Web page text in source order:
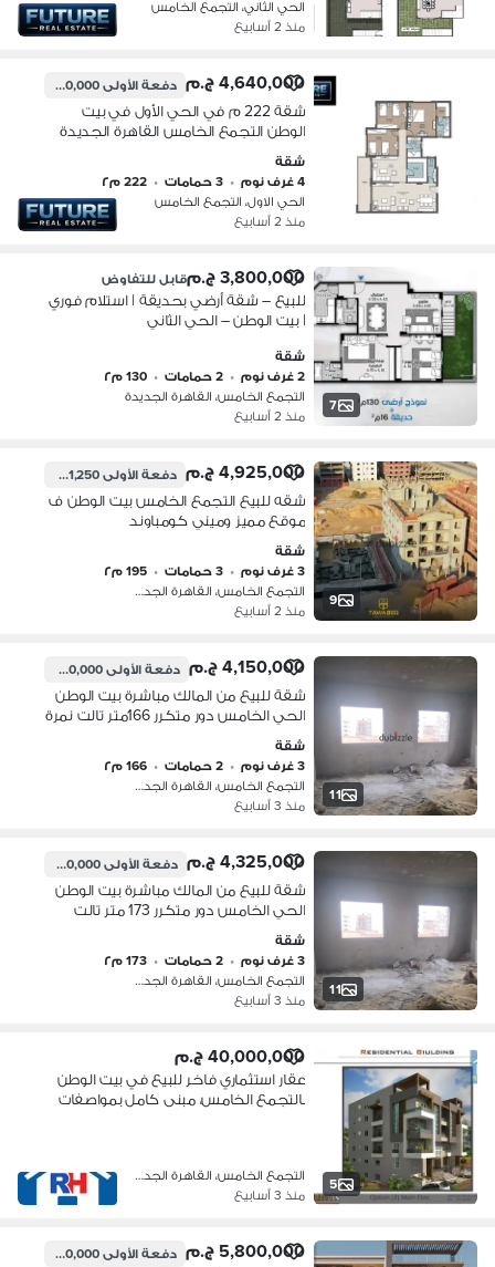
الحي الثاني، التجمع الخامس
منذ 2 أسابيع
4,640,000 ج.م دفعة الأولى2,320,000 ج.م
شقة 222 م في الحي الأول في بيت
الوطن التجمع الخامس القاهرة الجديدة
شقة
4 غرف نوم
• 3 حمامات • 222 م٢
الحي الاول، التجمع الخامس
منذ 2 أسابيع
7
3,800,000 ج.م قابل للتفاوض
للبيع – شقة أرضي بحديقة | استلام فوري
| بيت الوطن – الحي الثاني
شقة
2 غرف نوم
• 2 حمامات • 130 م٢
التجمع الخامس، القاهرة الجديدة
منذ 2 أسابيع
9
4,925,000 ج.م دفعة الأولى1,231,250 ج.م
شقه للبيع التجمع الخامس بيت الوطن ف
موقع مميز وميني كومباوند
شقة
3 غرف نوم
• 3 حمامات • 195 م٢
التجمع الخامس، القاهرة الجديدة
منذ 2 أسابيع
11
4,150,000 ج.م دفعة الأولى1,660,000 ج.م
شقة للبيع من المالك مباشرة بيت الوطن
الحي الخامس دور متكرر 166متر تالت نمرة
من محور ABC
شقة
3 غرف نوم
• 2 حمامات • 166 م٢
التجمع الخامس، القاهرة الجديدة
منذ 3 أسابيع
11
4,325,000 ج.م دفعة الأولى1,730,000 ج.م
شقة للبيع من المالك مباشرة بيت الوطن
الحي الخامس دور متكرر 173 متر تالت
نمرة من محور ABC
شقة
3 غرف نوم
• 2 حمامات • 173 م٢
التجمع الخامس، القاهرة الجديدة
منذ 3 أسابيع
5
40,000,000 ج.م
عقار استثماري فاخر للبيع في بيت الوطن
بالتجمع الخامس، مبنى كامل بمواصفات
التجمع الخامس، القاهرة الجديدة
منذ 3 أسابيع
5,800,000 ج.م دفعة الأولى2,000,000 ج.م